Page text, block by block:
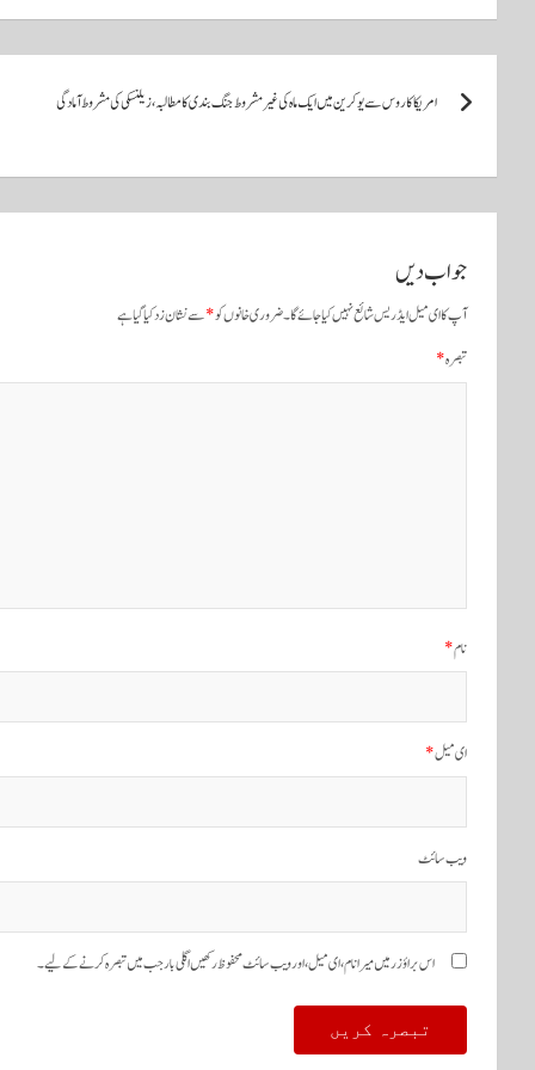
pp
س
ٹ
امریکا کا روس سے یوکرین میں ایک ماہ کی غیر مشروط جنگ بندی کا مطالبہ، زیلنسکی کی مشروط آمادگی
جواب دیں
آپ کا ای میل ایڈریس شائع نہیں کیا جائے گا۔ضروری خانوں کو*سے نشان زد کیا گیا ہے
تبصرہ*
نام*
ای میل*
ویب‌ سائٹ
اس براؤزر میں میرا نام، ای میل، اور ویب سائٹ محفوظ رکھیں اگلی بار جب میں تبصرہ کرنے کےلیے۔